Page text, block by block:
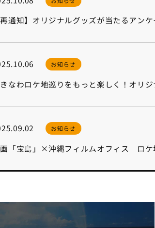
再通知】オリジナルグッズが当たるアン
お知らせ
なわロケ地巡りをもっと楽しく！オリ
お知らせ
「宝島」×沖縄フィルムオフィス ロケ